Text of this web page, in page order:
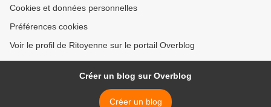
Cookies et données personnelles
Préférences cookies
Voir le profil de Ritoyenne sur le portail Overblog
Créer un blog sur Overblog
Créer un blog